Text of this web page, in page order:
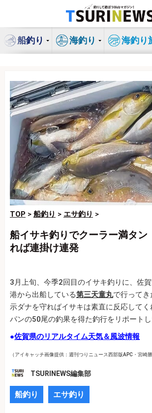
ン
船釣り 海釣り 海釣り
TOP > 船釣り > エサ釣り >
船イサキ釣りでクーラー満タ
れば連掛け連発
3月上旬、今季2回目のイサキ釣りに、佐
港から出船している第三天童丸で行って
示ダナを守ればイサキは素直に反応して
パンの50尾の釣果を得た釣行をリポートし
●佐賀県のリアルタイム天気＆風波情報
（アイキャッチ画像提供：週刊つりニュース西部版APC・宮崎勝
TSURINEWS編集部
船釣り エサ釣り